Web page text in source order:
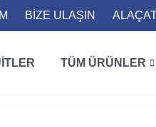
BİZE ULAŞIN
TÜM ÜRÜNLER